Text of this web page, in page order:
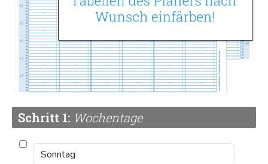
Schritt 1: Wochentage